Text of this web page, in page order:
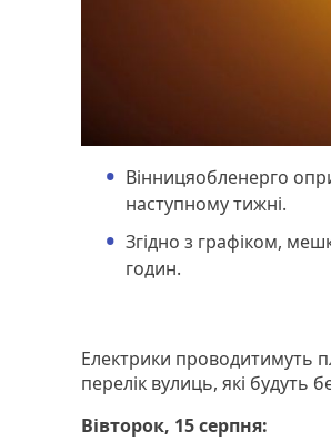
Вінницяобленерго
наступному тижні.
Згідно з графіком,
годин.
Електрики проводитимуть
перелік вулиць, які будуть
Вівторок, 15 серпня: